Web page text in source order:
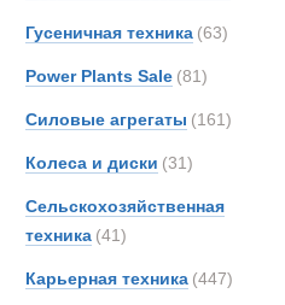
Гусеничная техника (63)
Power Plants Sale (81)
Силовые агрегаты (161)
Колеса и диски (31)
Сельскохозяйственная
техника (41)
Карьерная техника (447)